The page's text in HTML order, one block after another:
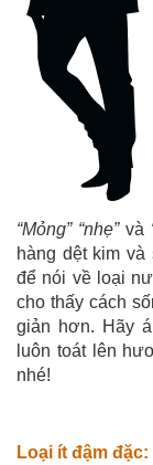
“Mỏng” “nhẹ”và
hàng dệt kim
để nói về loại
cho thấy cách
giản hơn. Hãy
luôn toát lên
nhé!
Loại ít đậm đặc: